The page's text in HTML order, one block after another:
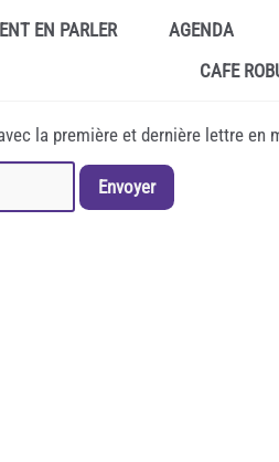
EN PARLER AGENDA
CAFE
la première et dernière lettre en
Envoyer